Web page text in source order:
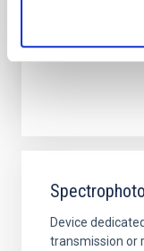
Device
transmission or